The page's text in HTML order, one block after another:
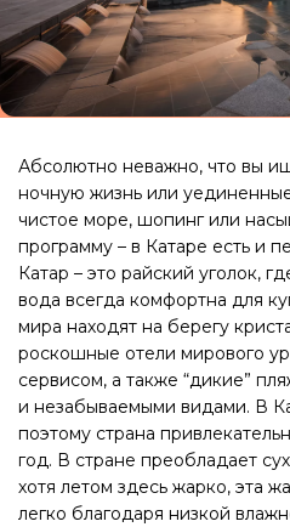
Абсолютно неважно, что вы
ночную жизнь или
чистое море, шопинг или
программу – в Катаре есть и
Катар – это райский уголок,
вода всегда комфортна для
мира находят на берегу
роскошные отели мирового
сервисом, а также “дикие”
и незабываемыми видами. В
поэтому страна
год. В стране преобладает
хотя летом здесь жарко, эта
легко благодаря низкой